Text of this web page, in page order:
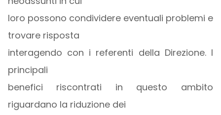
loro possono condividere eventuali problemi e
trovare risposta
interagendo con i referenti della Direzione. I
principali
benefici riscontrati in questo ambito
riguardano la riduzione dei